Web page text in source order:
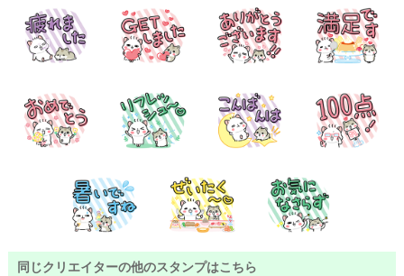
同じクリエイターの他のスタンプはこちら